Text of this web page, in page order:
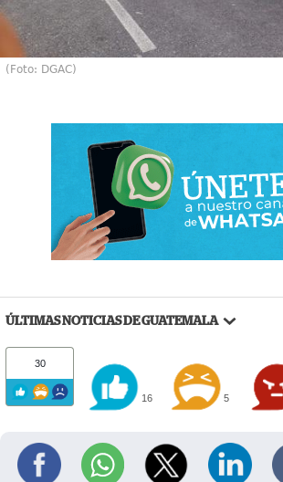
(Foto: DGAC)
ÚLTIMAS NOTICIAS DE GUATEMALA
30
16 5